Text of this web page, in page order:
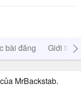
bài đăng Giới thiệu
MrBackstab.